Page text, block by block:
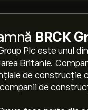
BRCK
Plc este unul
Britanie.
de construcție
de